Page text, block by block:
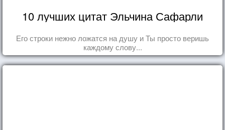
10 лучших цитат Эльчина Сафарли
Его строки нежно ложатся на душу и Ты просто веришь
каждому слову...